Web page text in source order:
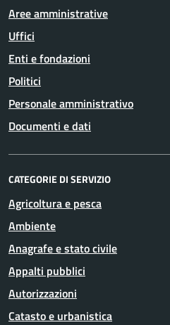
Aree amministrative
Uffici
Enti e fondazioni
Politici
Personale amministrativo
Documenti e dati
CATEGORIE DI SERVIZIO
Agricoltura e pesca
Ambiente
Anagrafe e stato civile
Appalti pubblici
Autorizzazioni
Catasto e urbanistica